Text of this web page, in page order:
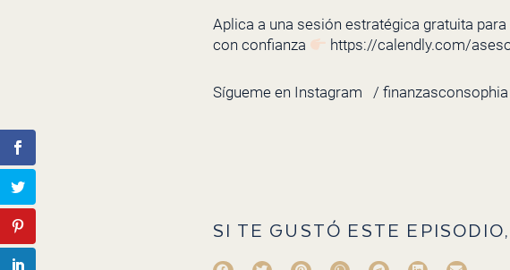
Aplica a una sesión estratégica gratuita
con confianza
https://calendly.com/
Sígueme en Instagram / finanzasconsophia
SI TE GUSTÓ ESTE